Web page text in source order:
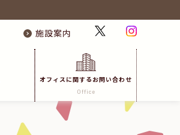
施設案内
オフィスに関するお問い合わせ
Office